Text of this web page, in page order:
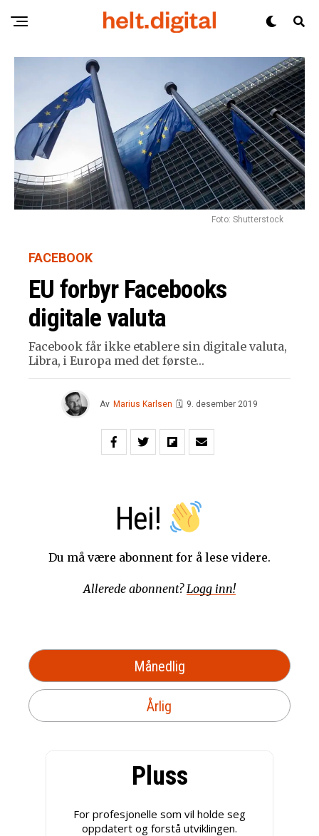
Foto: Shutterstock
FACEBOOK
EU forbyr Facebooks
digitale valuta
Facebook får ikke etablere sin digitale valuta,
Libra, i Europa med det første…
Av Marius Karlsen 🗓 9. desember 2019
Hei!
Du må være abonnent for å lese videre.
Allerede abonnent? Logg inn!
Månedlig
Årlig
Pluss
For profesjonelle som vil holde seg
oppdatert og forstå utviklingen.